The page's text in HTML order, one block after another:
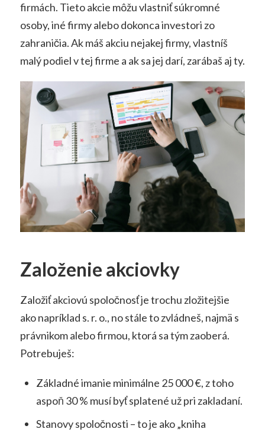
firmách. Tieto akcie môžu vlastniť súkromné
osoby, iné firmy alebo dokonca investori zo
zahraničia. Ak máš akciu nejakej firmy, vlastníš
malý podiel v tej firme a ak sa jej darí, zarábaš aj ty.
Založenie akciovky
Založiť akciovú spoločnosť je trochu zložitejšie
ako napríklad s. r. o., no stále to zvládneš, najmä s
právnikom alebo firmou, ktorá sa tým zaoberá.
Potrebuješ:
Základné imanie minimálne 25 000 €, z toho
aspoň 30 % musí byť splatené už pri zakladaní.
Stanovy spoločnosti – to je ako „kniha